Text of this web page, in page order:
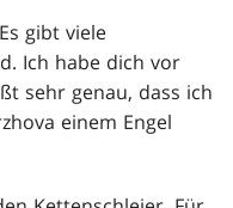
gibt viele
Ich habe dich vor
sehr genau, dass ich
einem Engel